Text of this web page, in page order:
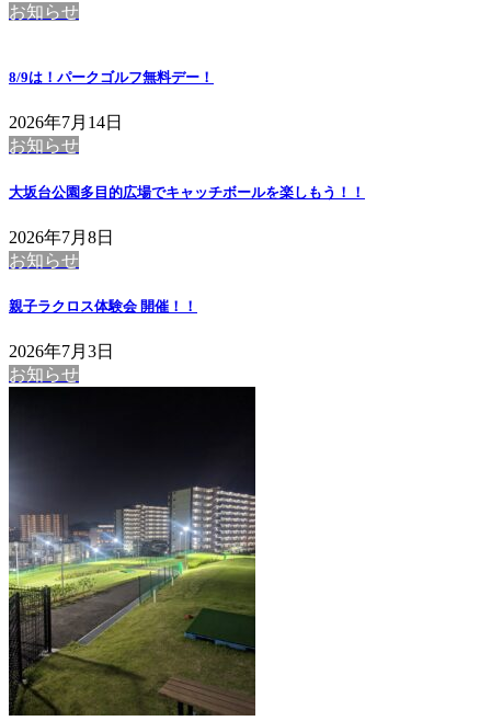
お知らせ
8/9は！パークゴルフ無料デー！
2026年7月14日
お知らせ
大坂台公園多目的広場でキャッチボールを楽しもう！！
2026年7月8日
お知らせ
親子ラクロス体験会 開催！！
2026年7月3日
お知らせ